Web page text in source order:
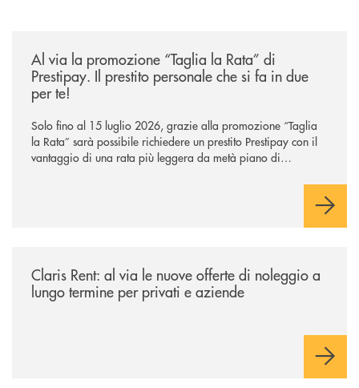
Al via la promozione “Taglia la Rata” di
Prestipay. Il prestito personale che si fa in due
per te!
Solo fino al 15 luglio 2026, grazie alla promozione “Taglia
la Rata” sarà possibile richiedere un prestito Prestipay con il
vantaggio di una rata più leggera da metà piano di
Claris Rent: al via le nuove offerte di noleggio a
lungo termine per privati e aziende